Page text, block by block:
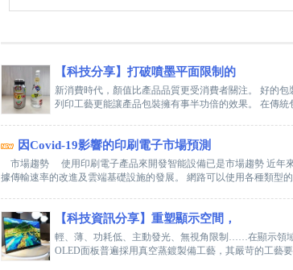
【科技分享】打破噴墨平面限制的
新消費時代，顏值比產品品質更受消費者關注。 好的
列印工藝更能讓產品包裝擁有事半功倍的效果。 在傳
因Covid-19影響的印刷電子市場預測
市場趨勢 使用印刷電子產品來開發智能設備已是市場趨勢 近年
據傳輸速率的改進及雲端基礎設施的發展。 網路可以使用各種類型
【科技資訊分享】重塑顯示空間，
輕、薄、功耗低、主動發光、無視角限制……在顯示領
OLED面板普遍採用真空蒸鍍製備工藝，其嚴苛的工藝